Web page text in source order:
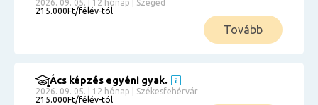
2026. 09. 05. | 12 hónap | Szeged
215.000Ft/félév-tól
Tovább
Ács képzés egyéni gyak.
2026. 09. 05. | 12 hónap | Székesfehérvár
215.000Ft/félév-tól